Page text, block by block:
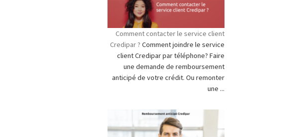
Comment contacter le service client
Credipar ? Comment joindre le service
client Credipar par téléphone? Faire
une demande de remboursement
anticipé de votre crédit. Ou remonter
une ...